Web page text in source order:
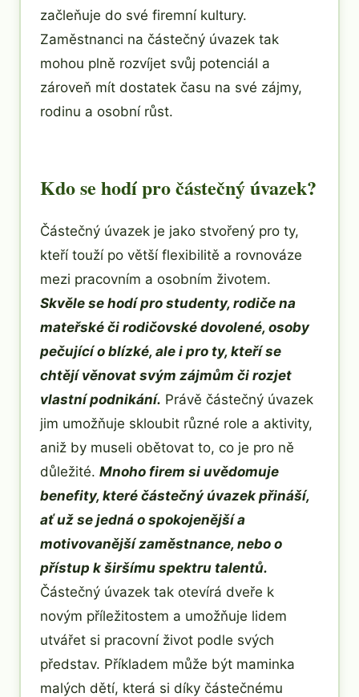
začleňuje do své firemní kultury.
Zaměstnanci na částečný úvazek tak
mohou plně rozvíjet svůj potenciál a
zároveň mít dostatek času na své zájmy,
rodinu a osobní růst.
Kdo se hodí pro částečný úvazek?
Částečný úvazek je jako stvořený pro ty,
kteří touží po větší flexibilitě a rovnováze
mezi pracovním a osobním životem.
Skvěle se hodí pro studenty, rodiče na
mateřské či rodičovské dovolené, osoby
pečující o blízké, ale i pro ty, kteří se
chtějí věnovat svým zájmům či rozjet
vlastní podnikání. Právě částečný úvazek
jim umožňuje skloubit různé role a aktivity,
aniž by museli obětovat to, co je pro ně
důležité. Mnoho firem si uvědomuje
benefity, které částečný úvazek přináší,
ať už se jedná o spokojenější a
motivovanější zaměstnance, nebo o
přístup k širšímu spektru talentů.
Částečný úvazek tak otevírá dveře k
novým příležitostem a umožňuje lidem
utvářet si pracovní život podle svých
představ. Příkladem může být maminka
malých dětí, která si díky částečnému